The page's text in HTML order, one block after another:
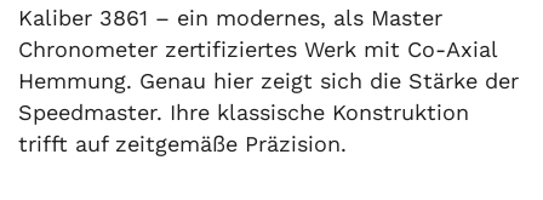
Kaliber 3861 – ein modernes, als Master
Chronometer zertifiziertes Werk mit Co-Axial
Hemmung. Genau hier zeigt sich die Stärke der
Speedmaster. Ihre klassische Konstruktion
trifft auf zeitgemäße Präzision.